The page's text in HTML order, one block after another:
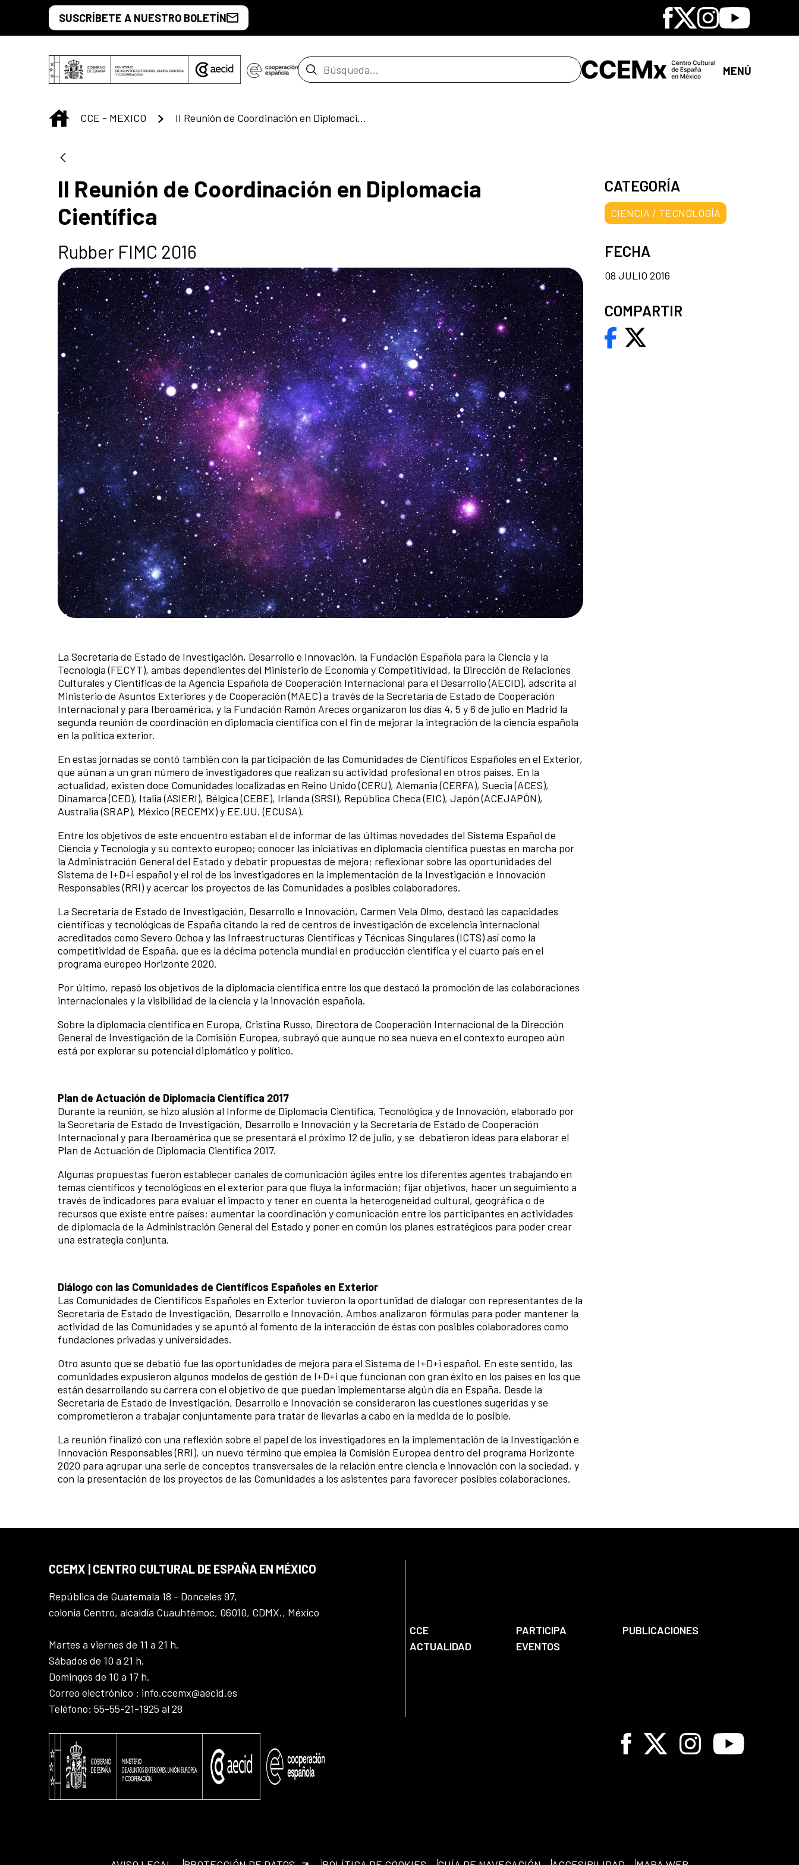
Saltar al contenido principal
SUSCRÍBETE A NUESTRO BOLETÍN Facebook
X Instagram
Youtube
Barra de búsqueda MENÚ
INICIO
CCE - MEXICO II Reunión de Coordinación en Diplomacia Científica
II Reunión de Coordinación en Diplomacia
Científica
Rubber FIMC 2016
La Secretaría de Estado de Investigación, Desarrollo e Innovación, la Fundación Española para la Ciencia y la
Tecnología (FECYT), ambas dependientes del Ministerio de Economía y Competitividad, la Dirección de Relaciones
Culturales y Científicas de la Agencia Española de Cooperación Internacional para el Desarrollo (AECID), adscrita al
Ministerio de Asuntos Exteriores y de Cooperación (MAEC) a través de la Secretaría de Estado de Cooperación
Internacional y para Iberoamérica, y la Fundación Ramón Areces organizaron los días 4, 5 y 6 de julio en Madrid la
segunda reunión de coordinación en diplomacia científica con el fin de mejorar la integración de la ciencia española
en la política exterior.
En estas jornadas se contó también con la participación de las Comunidades de Científicos Españoles en el Exterior,
que aúnan a un gran número de investigadores que realizan su actividad profesional en otros países. En la
actualidad, existen doce Comunidades localizadas en Reino Unido (CERU), Alemania (CERFA), Suecia (ACES),
Dinamarca (CED), Italia (ASIERI), Bélgica (CEBE), Irlanda (SRSI), República Checa (EIC), Japón (ACEJAPÓN),
Australia (SRAP), México (RECEMX) y EE.UU. (ECUSA).
Entre los objetivos de este encuentro estaban el de informar de las últimas novedades del Sistema Español de
Ciencia y Tecnología y su contexto europeo; conocer las iniciativas en diplomacia científica puestas en marcha por
la Administración General del Estado y debatir propuestas de mejora; reflexionar sobre las oportunidades del
Sistema de I+D+i español y el rol de los investigadores en la implementación de la Investigación e Innovación
Responsables (RRI) y acercar los proyectos de las Comunidades a posibles colaboradores.
La Secretaria de Estado de Investigación, Desarrollo e Innovación, Carmen Vela Olmo, destacó las capacidades
científicas y tecnológicas de España citando la red de centros de investigación de excelencia internacional
acreditados como Severo Ochoa y las Infraestructuras Científicas y Técnicas Singulares (ICTS) así como la
competitividad de España, que es la décima potencia mundial en producción científica y el cuarto país en el
programa europeo Horizonte 2020.
Por último, repasó los objetivos de la diplomacia científica entre los que destacó la promoción de las colaboraciones
internacionales y la visibilidad de la ciencia y la innovación española.
Sobre la diplomacia científica en Europa, Cristina Russo, Directora de Cooperación Internacional de la Dirección
General de Investigación de la Comisión Europea, subrayó que aunque no sea nueva en el contexto europeo aún
está por explorar su potencial diplomático y político.
Plan de Actuación de Diplomacia Científica 2017
Durante la reunión, se hizo alusión al Informe de Diplomacia Científica, Tecnológica y de Innovación, elaborado por
la Secretaría de Estado de Investigación, Desarrollo e Innovación y la Secretaría de Estado de Cooperación
Internacional y para Iberoamérica que se presentará el próximo 12 de julio, y se debatieron ideas para elaborar el
Plan de Actuación de Diplomacia Científica 2017.
Algunas propuestas fueron establecer canales de comunicación ágiles entre los diferentes agentes trabajando en
temas científicos y tecnológicos en el exterior para que fluya la información; fijar objetivos, hacer un seguimiento a
través de indicadores para evaluar el impacto y tener en cuenta la heterogeneidad cultural, geográfica o de
recursos que existe entre países; aumentar la coordinación y comunicación entre los participantes en actividades
de diplomacia de la Administración General del Estado y poner en común los planes estratégicos para poder crear
una estrategia conjunta.
Diálogo con las Comunidades de Científicos Españoles en Exterior
Las Comunidades de Científicos Españoles en Exterior tuvieron la oportunidad de dialogar con representantes de la
Secretaría de Estado de Investigación, Desarrollo e Innovación. Ambos analizaron fórmulas para poder mantener la
actividad de las Comunidades y se apuntó al fomento de la interacción de éstas con posibles colaboradores como
fundaciones privadas y universidades.
Otro asunto que se debatió fue las oportunidades de mejora para el Sistema de I+D+i español. En este sentido, las
comunidades expusieron algunos modelos de gestión de I+D+i que funcionan con gran éxito en los países en los que
están desarrollando su carrera con el objetivo de que puedan implementarse algún día en España. Desde la
Secretaría de Estado de Investigación, Desarrollo e Innovación se consideraron las cuestiones sugeridas y se
comprometieron a trabajar conjuntamente para tratar de llevarlas a cabo en la medida de lo posible.
La reunión finalizó con una reflexión sobre el papel de los investigadores en la implementación de la Investigación e
Innovación Responsables (RRI), un nuevo término que emplea la Comisión Europea dentro del programa Horizonte
2020 para agrupar una serie de conceptos transversales de la relación entre ciencia e innovación con la sociedad, y
con la presentación de los proyectos de las Comunidades a los asistentes para favorecer posibles colaboraciones.
CATEGORÍA
CIENCIA / TECNOLOGÍA
FECHA
08 JULIO 2016
COMPARTIR
CCEMX | CENTRO CULTURAL DE ESPAÑA EN MÉXICO
República de Guatemala 18 - Donceles 97,
colonia Centro, alcaldía Cuauhtémoc, 06010, CDMX., México
Martes a viernes de 11 a 21 h.
Sábados de 10 a 21 h.
Domingos de 10 a 17 h.
Correo electrónico : info.ccemx@aecid.es
Teléfono: 55-55-21-1925 al 28
CCE PARTICIPA
PUBLICACIONES
ACTUALIDAD
EVENTOS
Facebook
X InstagramYoutube